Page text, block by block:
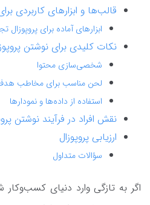
قالب‌ها و ابزارهای کاربردی
ابزارهای آماده برای پروپوزال
نکات کلیدی برای نوشتن
شخصی‌سازی محتوا
لحن مناسب برای مخاطب
استفاده از داده‌ها و نمودارها
نقش افراد در فرآیند نوشتن
ارزیابی پروپوزال
سؤالات متداول
اگر به تازگی وارد دنیای کسب‌وکار